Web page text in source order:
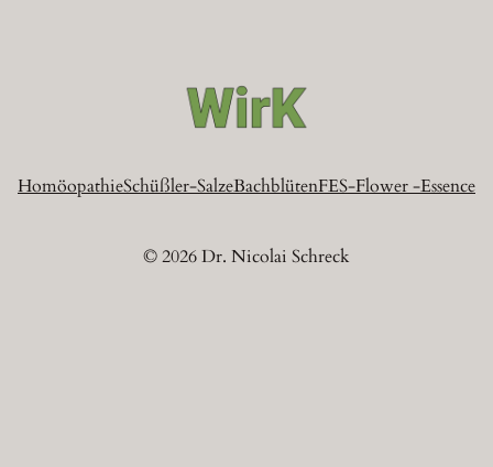
HomöopathieSchüßler-SalzeBachblütenFES-Flower -Essence
© 2026 Dr. Nicolai Schreck